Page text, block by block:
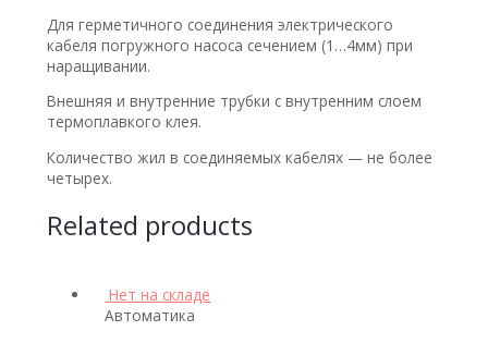
Для герметичного соединения электрического
кабеля погружного насоса сечением (1…4мм) при
наращивании.
Внешняя и внутренние трубки с внутренним слоем
термоплавкого клея.
Количество жил в соединяемых кабелях — не более
четырех.
Related products
Нет на складе
Автоматика